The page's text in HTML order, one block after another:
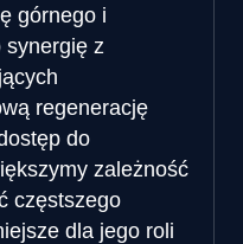
górnego i
synergię z
regenerację
do
zależność
częstszego
dla jego roli